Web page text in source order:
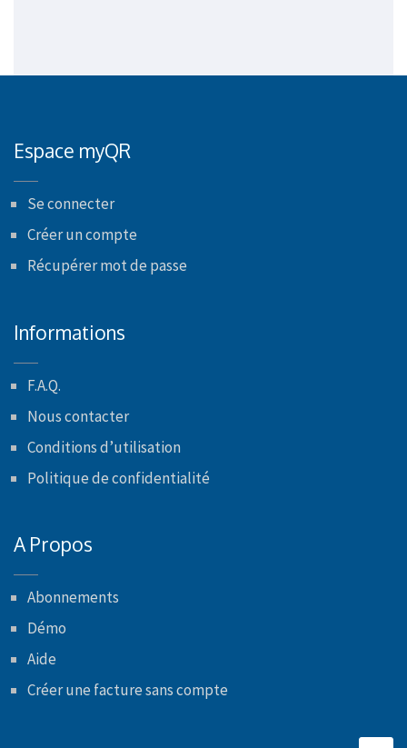
Espace myQR
Se connecter
Créer un compte
Récupérer mot de passe
Informations
F.A.Q.
Nous contacter
Conditions d’utilisation
Politique de confidentialité
A Propos
Abonnements
Démo
Aide
Créer une facture sans compte